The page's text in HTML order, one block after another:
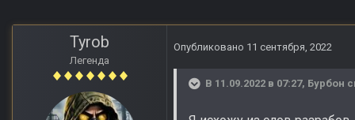
Tyrob
Легенда
Опубликовано 11 сентября, 2022
В 11.09.2022 в 07:27, Бурбон